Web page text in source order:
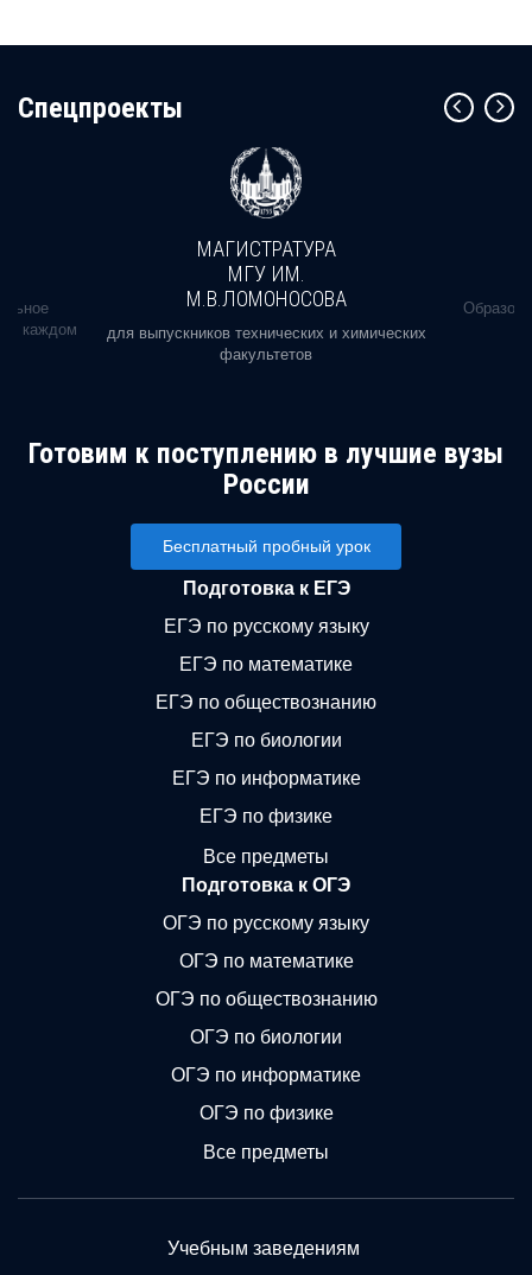
Cпецпроекты
в каждом
МАГИСТРАТУРА
МГУ ИМ.
М.В.ЛОМОНОСОВА
для выпускников технических и химических
факультетов
Готовим к поступлению в лучшие вузы
России
Бесплатный пробный урок
Подготовка к ЕГЭ
ЕГЭ по русскому языку
ЕГЭ по математике
ЕГЭ по обществознанию
ЕГЭ по биологии
ЕГЭ по информатике
ЕГЭ по физике
Все предметы
Подготовка к ОГЭ
ОГЭ по русскому языку
ОГЭ по математике
ОГЭ по обществознанию
ОГЭ по биологии
ОГЭ по информатике
ОГЭ по физике
Все предметы
Учебным заведениям